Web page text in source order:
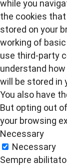
while you
the cookies
stored on your
working of
use third-party
understand
will be stored in
You also have
But opting out
your browsing
Necessary
Necessary
Sempre abilitato